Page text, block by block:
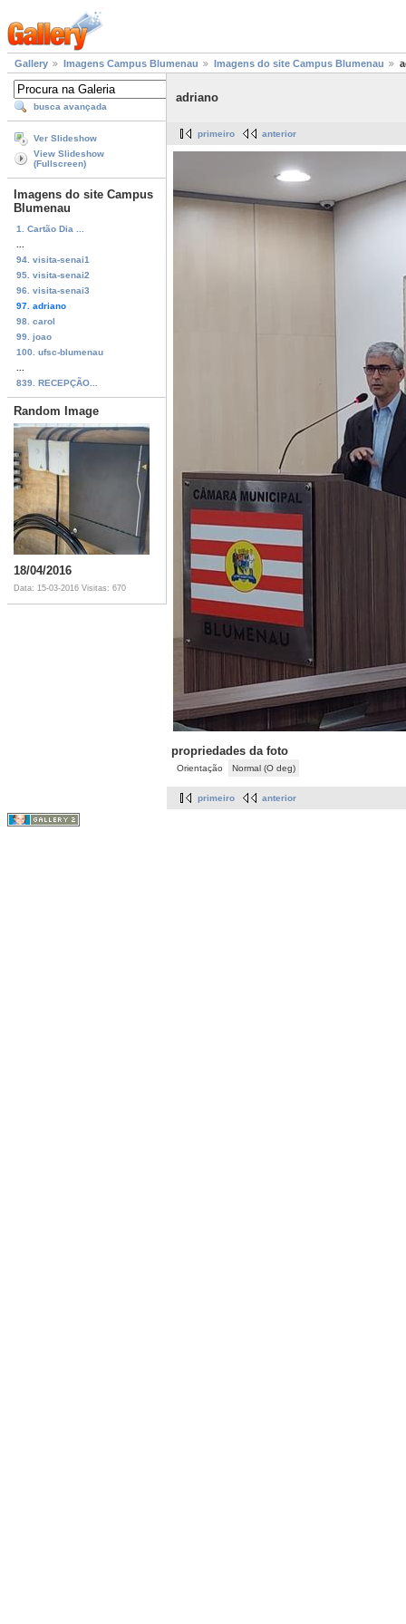
Gallery Imagens Campus Blumenau Imagens do site Campus Blumenau
busca avançada
Ver Slideshow
View Slideshow
(Fullscreen)
Imagens do site Campus
Blumenau
1. Cartão Dia ...
94. visita-senai1
95. visita-senai2
96. visita-senai3
97. adriano
98. carol
99. joao
100. ufsc-blumenau
839. RECEPÇÃO...
Random Image
18/04/2016
Data: 15-03-2016 Visitas: 670
adriano
primeiro anterior
propriedades da foto
Orientação Normal (O deg)
primeiro anterior